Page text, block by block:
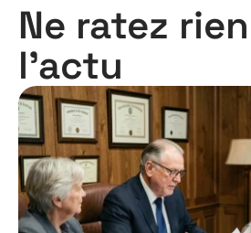
Ne ratez
l'actu